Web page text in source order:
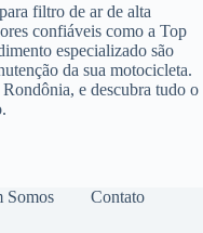
filtro de ar de alta
confiáveis como a Top
especializado são
da sua motocicleta.
e descubra tudo o
Somos
Contato